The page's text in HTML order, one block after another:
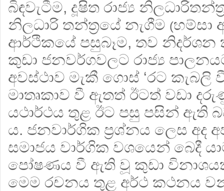
බිඳවැටීම, දූෂිත රාජ්‍ය
නිලධාරි තන්ත‍්‍රයේ නැගීම (හම්සා
ආර්ථිකයේ පසුබෑම, තව නිදර්ශන
කුඩා ජනවර්ගවලට රාජ්‍ය
අවස්ථාව මැකී ගොස් ‘රට කැබලි වී
මාතෘකාව වී ඇතත් ඊටත් වඩා
යථාර්ථය තුළ ඊට පසු පසින් ඇති
ය. ජනවාර්ගික ප‍්‍රශ්නය ලෙස අද
සමාජය වාර්ගික වශයෙන් බෙදී
පෝෂණය වී ඇති වූ කුඩා
මෙම රචනය තුළ අර්ථ කථනය